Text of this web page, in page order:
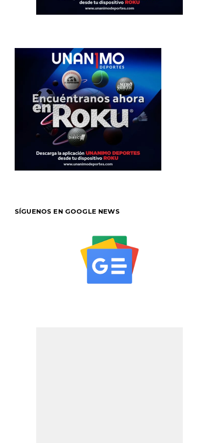
SÍGUENOS EN GOOGLE NEWS